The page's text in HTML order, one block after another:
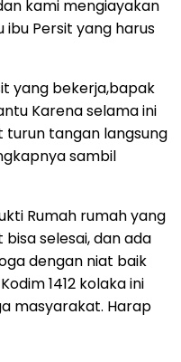
kami mengiayakan
Persit yang harus
yang bekerja,bapak
Karena selama ini
tangan langsung
sambil
Rumah rumah yang
selesai, dan ada
dengan niat baik
1412 kolaka ini
masyarakat. Harap